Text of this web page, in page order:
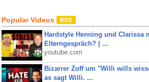
Popular Videos
Hardstyle Henning und Clarissa
Elterngespräch? | ...
youtube.com
Bizarrer Zoff um "Willi wills
as sagt Willi. ...